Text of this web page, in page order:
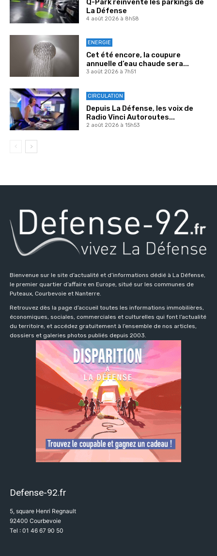
La Défense
4 août 2026 à 8h58
ENERGIE
Cet été encore, la coupure
annuelle d’eau chaude sera...
3 août 2026 à 7h51
CIRCULATION
Depuis La Défense, les voix de
Radio Vinci Autoroutes...
2 août 2026 à 15h53
Bienvenue sur le site d’actualité et d’informations dédié à La Défense,
le premier quartier d’affaire en Europe, situé sur les communes de
Puteaux, Courbevoie et Nanterre.
Retrouvez dès la page d’accueil toutes les informations immobilières,
économiques, sociales, commerciales et culturelles qui font l’actualité
du territoire, et accédez gratuitement à l’ensemble de nos articles,
dossiers et galeries photos publiés depuis 2003.
Defense-92.fr
5, square Henri Regnault
92400 Courbevoie
Tel : 01 46 67 90 50